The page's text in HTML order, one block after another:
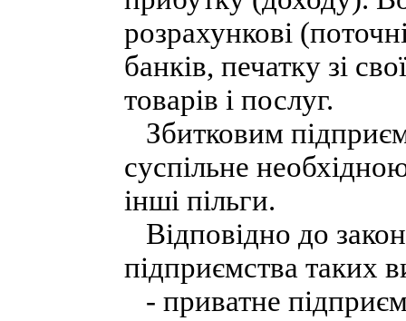
розрахункові
банків, печатку зі
товарів і послуг.
Збитковим
суспільне
інші пільги.
Відповідно до
підприємства таких
- приватне